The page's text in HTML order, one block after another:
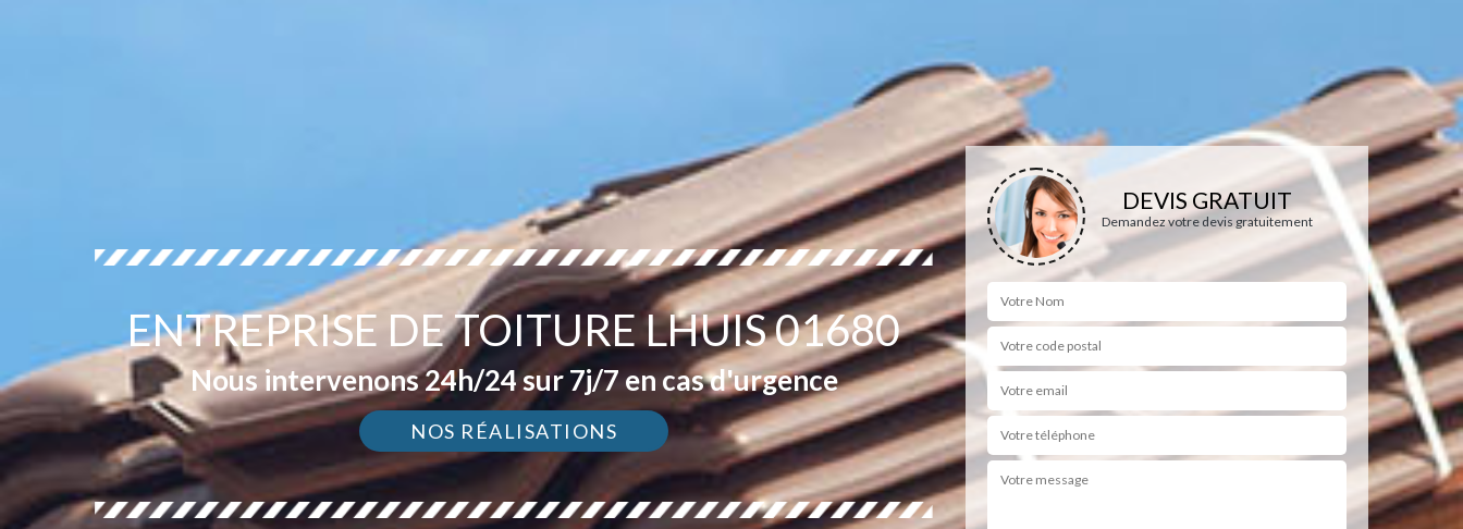
ENTREPRISE DE TOITURE LHUIS 01680
Nous intervenons 24h/24 sur 7j/7 en cas d'urgence
NOS RÉALISATIONS
DEVIS GRATUIT
Demandez votre devis gratuitement